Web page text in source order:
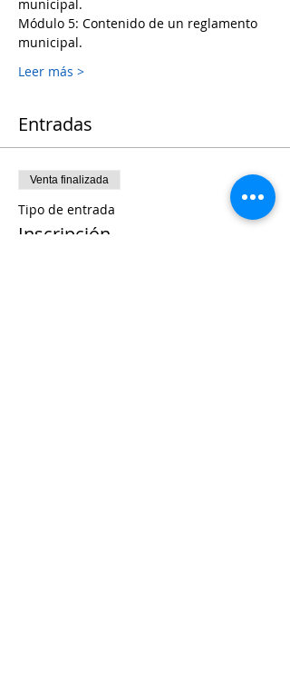
municipal.
Módulo 5: Contenido de un reglamento
municipal.
Leer más >
Entradas
Venta finalizada
Tipo de entrada
Inscripción